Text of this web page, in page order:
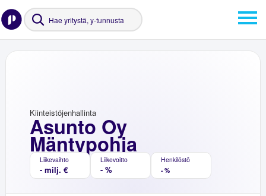
Asunto Oy
Mäntypohja
Kiinteistöjenhallinta
Liikevaihto
- milj. €
Liikevoitto
- %
Henkilöstö
- %